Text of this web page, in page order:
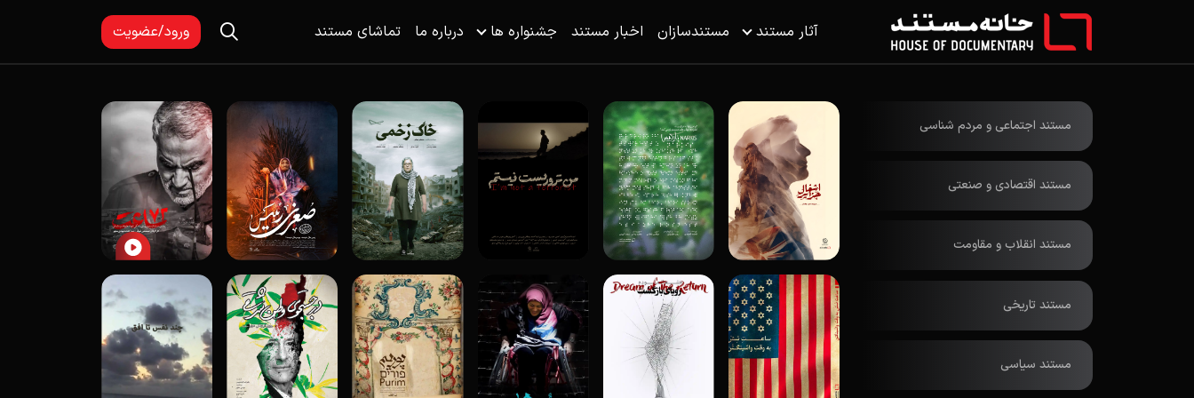
آثار مستند مستندسازان اخبار مستند جشنواره ها درباره ما تماشای مستند ورود/عضویت
مستند اجتماعی و مردم شناسی
مستند اقتصادی و صنعتی
مستند انقلاب و مقاومت
مستند تاریخی
مستند سیاسی